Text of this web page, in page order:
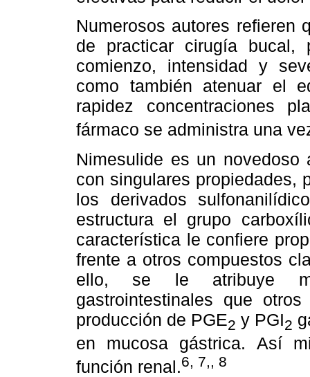
Numerosos autores refieren
de practicar cirugía bucal,
comienzo, intensidad y
como también atenuar el
rapidez concentraciones
fármaco se administra una
Nimesulide es un novedoso
con singulares propiedades,
los derivados
estructura el grupo
característica le confiere
frente a otros compuestos
ello, se le atribuye
gastrointestinales que
producción de PGE2 y PGI2
en mucosa gástrica. Así
función renal.6, 7,, 8